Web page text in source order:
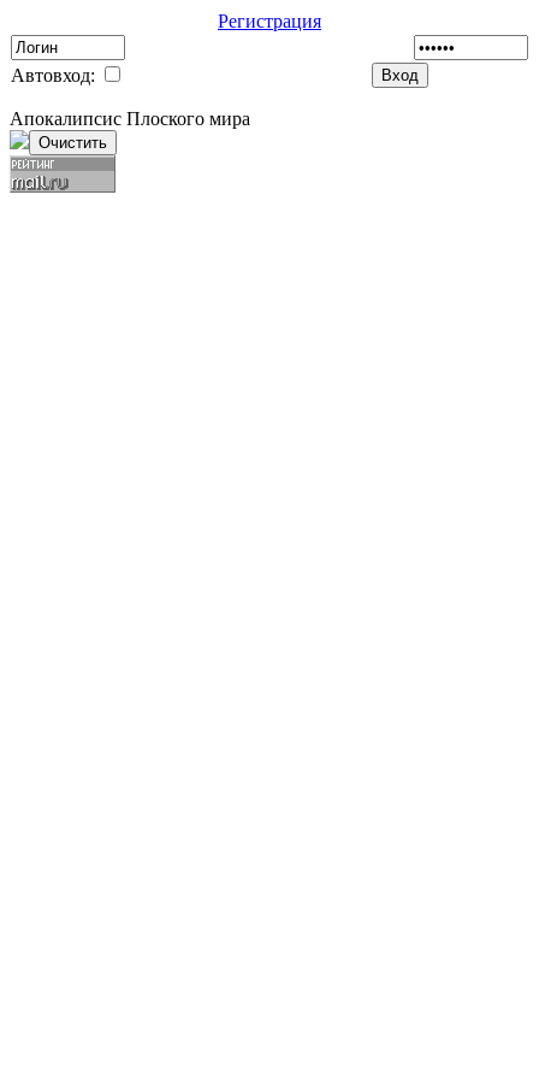
Регистрация
Автовход:
Апокалипсис Плоского мира